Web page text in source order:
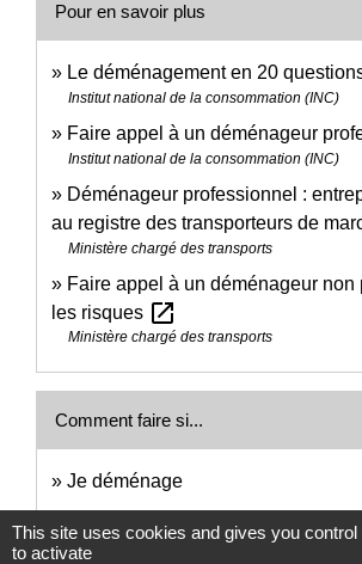
Pour en savoir plus
Le déménagement en 20
Institut national de la consommation (INC)
Faire appel à un déménageur
Institut national de la consommation (INC)
Déménageur professionnel :
au registre des transporteurs de
Ministère chargé des transports
Faire appel à un déménageur non
les risques open_in_new
Ministère chargé des transports
Comment faire si...
Je déménage
Je pars de chez mes parents
This site uses cookies and gives you
to activate